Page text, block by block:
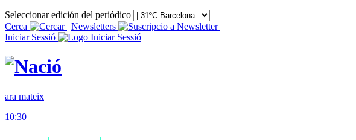
Seleccionar edición del periódico
Cerca
| Newsletters
|
Iniciar Sessió
ara mateix
10:30